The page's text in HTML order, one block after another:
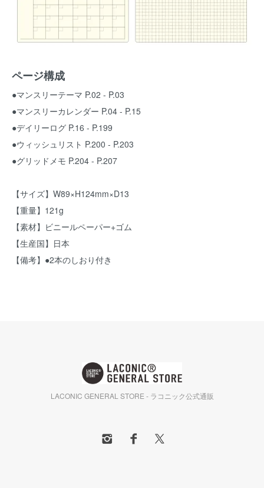
ページ構成
●マンスリーテーマ P.02 - P.03
●マンスリーカレンダー P.04 - P.15
●デイリーログ P.16 - P.199
●ウィッシュリスト P.200 - P.203
●グリッドメモ P.204 - P.207
【サイズ】W89×H124mm×D13
【重量】121g
【素材】ビニールペーパー+ゴム
【生産国】日本
【備考】●2本のしおり付き
LACONIC GENERAL STORE - ラコニック公式通販